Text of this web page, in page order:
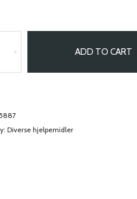
+ ADD TO CART
Diverse hjelpemidler